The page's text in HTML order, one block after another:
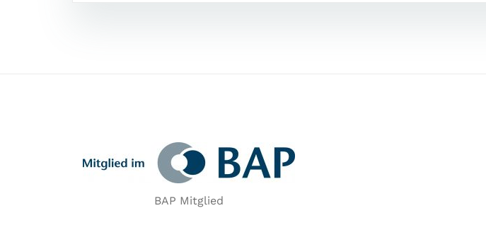
BAP Mitglied